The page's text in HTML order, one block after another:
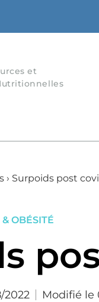
et
› Surpoids post
OBÉSITÉ
2022 Modifié le